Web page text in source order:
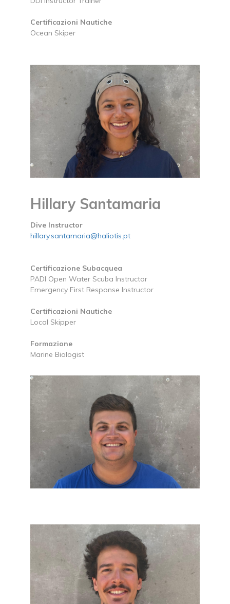
Certificazioni Nautiche
Ocean Skiper
Hillary Santamaria
Dive Instructor
hillary.santamaria@haliotis.pt
Certificazione Subacquea
PADI Open Water Scuba Instructor
Emergency First Response Instructor
Certificazioni Nautiche
Local Skipper
Formazione
Marine Biologist